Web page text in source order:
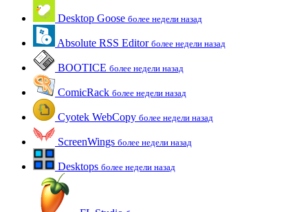
Desktop Goose более недели назад
Absolute RSS Editor более недели назад
BOOTICE более недели назад
ComicRack более недели назад
Cyotek WebCopy более недели назад
ScreenWings более недели назад
Desktops более недели назад